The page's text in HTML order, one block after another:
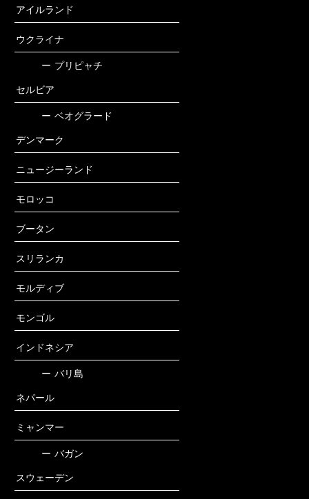
アイルランド
ウクライナ
ー プリピャチ
セルビア
ー ベオグラード
デンマーク
ニュージーランド
モロッコ
ブータン
スリランカ
モルディブ
モンゴル
インドネシア
ー バリ島
ネパール
ミャンマー
ー バガン
スウェーデン